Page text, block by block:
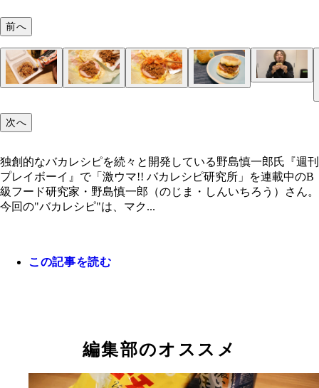
（１）混ぜる！ 納豆に焼き肉のタレとコチュジ
（２）のせる！ エッグマックマフィンを解体し、
（３）キムチ！ 納豆の上にキムチをのせる。量
（５）激ウマ！ マフィンをのせたら紙で包み、
こぼさないように気をつけながらかぶりつこう。
に仕立てた納豆とハードな食感のイングリッシュ
独創的なバカレシピを続々と開発している野島慎
前へ
次へ
独創的なバカレシピを続々と開発している野島慎一郎氏『週刊
プレイボーイ』で「激ウマ!! バカレシピ研究所」を連載中のB
級フード研究家・野島慎一郎（のじま・しんいちろう）さん。
今回の"バカレシピ"は、マク...
この記事を読む
編集部のオススメ